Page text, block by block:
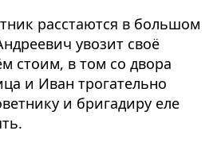
расстаются в большом
увозит своё
стоим, в том со двора
и Иван трогательно
и бригадиру еле